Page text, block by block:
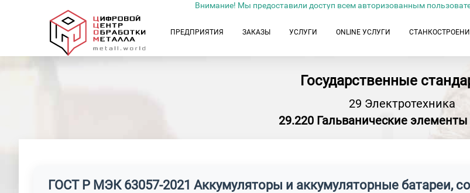
Внимание! Мы предоставили доступ всем авторизованным
ПРЕДПРИЯТИЯ ЗАКАЗЫ УСЛУГИ ONLINE УСЛУГИ
Государственные
29 Электротехника
29.220 Гальванические элементы
ГОСТ Р МЭК 63057-2021 Аккумуляторы и аккумуляторные батареи,